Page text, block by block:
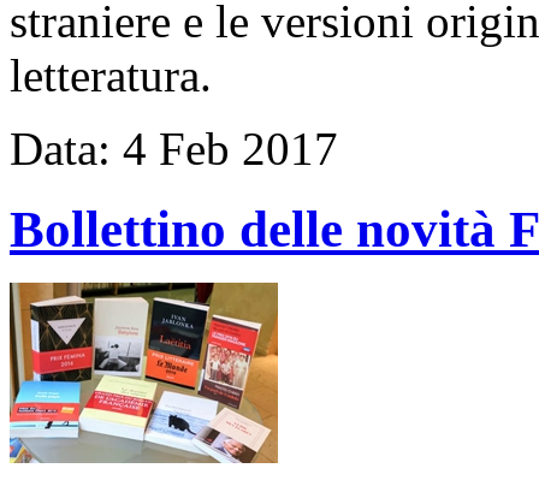
straniere e le versioni
letteratura.
Data: 4 Feb 2017
Bollettino delle novità